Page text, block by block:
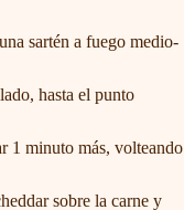
sartén a fuego medio-
hasta el punto
1 minuto más, volteando
sobre la carne y